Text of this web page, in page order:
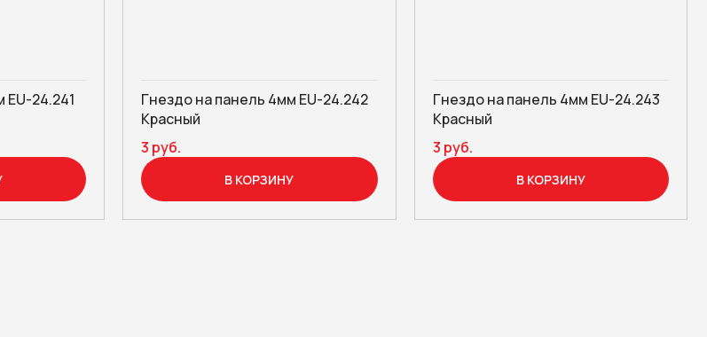
24.241
Гнездо на панель 4мм EU-24.242
Красный
3 руб.
В КОРЗИНУ
Гнездо на панель 4мм EU-24.243
Красный
3 руб.
В КОРЗИНУ